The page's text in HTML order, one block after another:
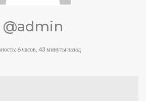
@admin
6 часов, 43 минуты назад